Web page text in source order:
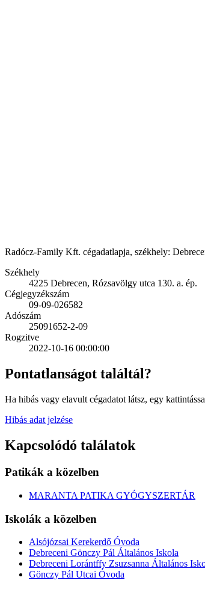
Radócz-Family Kft. cégadatlapja, székhely:
Székhely
4225 Debrecen, Rózsavölgy utca 130. a. ép.
Cégjegyzékszám
09-09-026582
Adószám
25091652-2-09
Rogzitve
2022-10-16 00:00:00
Pontatlanságot találtál?
Ha hibás vagy elavult cégadatot látsz, egy
Hibás adat jelzése
Kapcsolódó találatok
Patikák a közelben
MARANTA PATIKA GYÓGYSZERTÁR
Iskolák a közelben
Alsójózsai Kerekerdő Óvoda
Debreceni Gönczy Pál Általános Iskola
Debreceni Lorántffy Zsuzsanna Általános
Gönczy Pál Utcai Óvoda